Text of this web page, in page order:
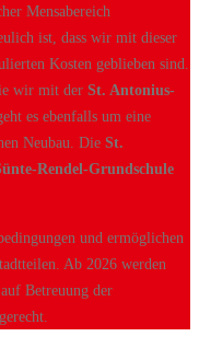
Mensabereich
ist, dass wir mit dieser
Kosten geblieben sind.
wir mit der St. Antonius-
es ebenfalls um eine
Neubau. Die St.
Rendel-Grundschule
und ermöglichen
Ab 2026 werden
Betreuung der